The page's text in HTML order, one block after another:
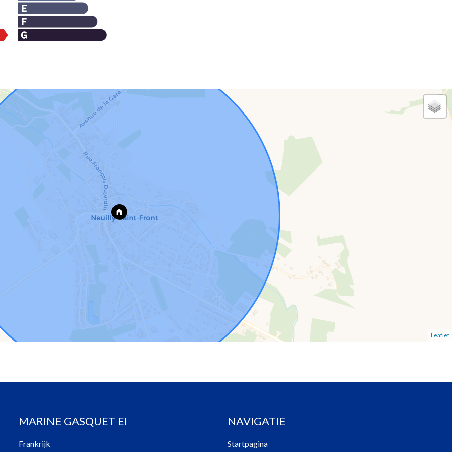
Leaflet
MARINE GASQUET EI
Frankrijk
NAVIGATIE
Startpagina